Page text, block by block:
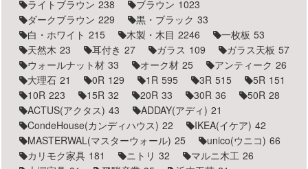
ライトブラウン 238 ブラウン 1023
ダークブラウン 229 黒・ブラック 33
白・ホワイト 215 木製・木目 2246 一枚板 53
天然木 23 耳付き 27 ガラス 109 ガラス天板 57
ウォールナット材 33 オーク材 25 アンティーク 26
大理石 21 0R 129 1R 595 3R 515 5R 151
10R 223 15R 32 20R 33 30R 36 50R 28
ACTUS(アクタス) 43 ADDAY(アディ) 21
CondeHouse(カンディハウス) 22 IKEA(イケア) 42
MASTERWAL(マスターウォール) 25 unico(ウニコ) 66
カリモク家具 181 ニトリ 32 マルニ木工 26